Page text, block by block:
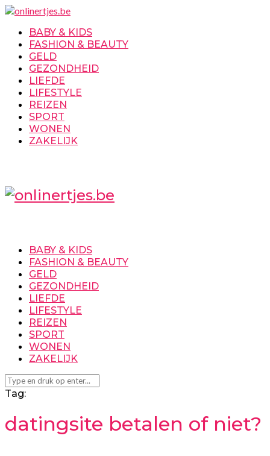
BABY & KIDS
FASHION & BEAUTY
GELD
GEZONDHEID
LIEFDE
LIFESTYLE
REIZEN
SPORT
WONEN
ZAKELIJK
BABY & KIDS
FASHION & BEAUTY
GELD
GEZONDHEID
LIEFDE
LIFESTYLE
REIZEN
SPORT
WONEN
ZAKELIJK
Tag:
datingsite betalen of niet?